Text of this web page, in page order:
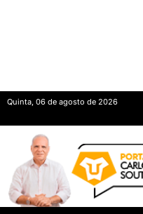
Quinta, 06 de agosto de 2026